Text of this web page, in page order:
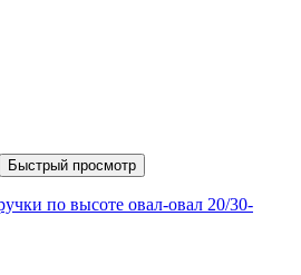
Быстрый просмотр
по высоте овал-овал 20/30-